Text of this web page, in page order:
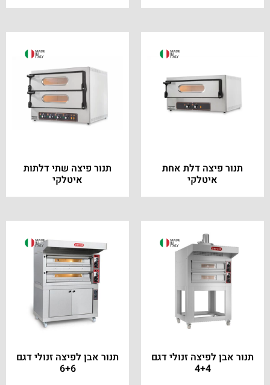
תנור פיצה דלת אחת
איטלקי
תנור פיצה שתי דלתות
איטלקי
תנור אבן לפיצה זנולי דגם
4+4
תנור אבן לפיצה זנולי דגם
6+6